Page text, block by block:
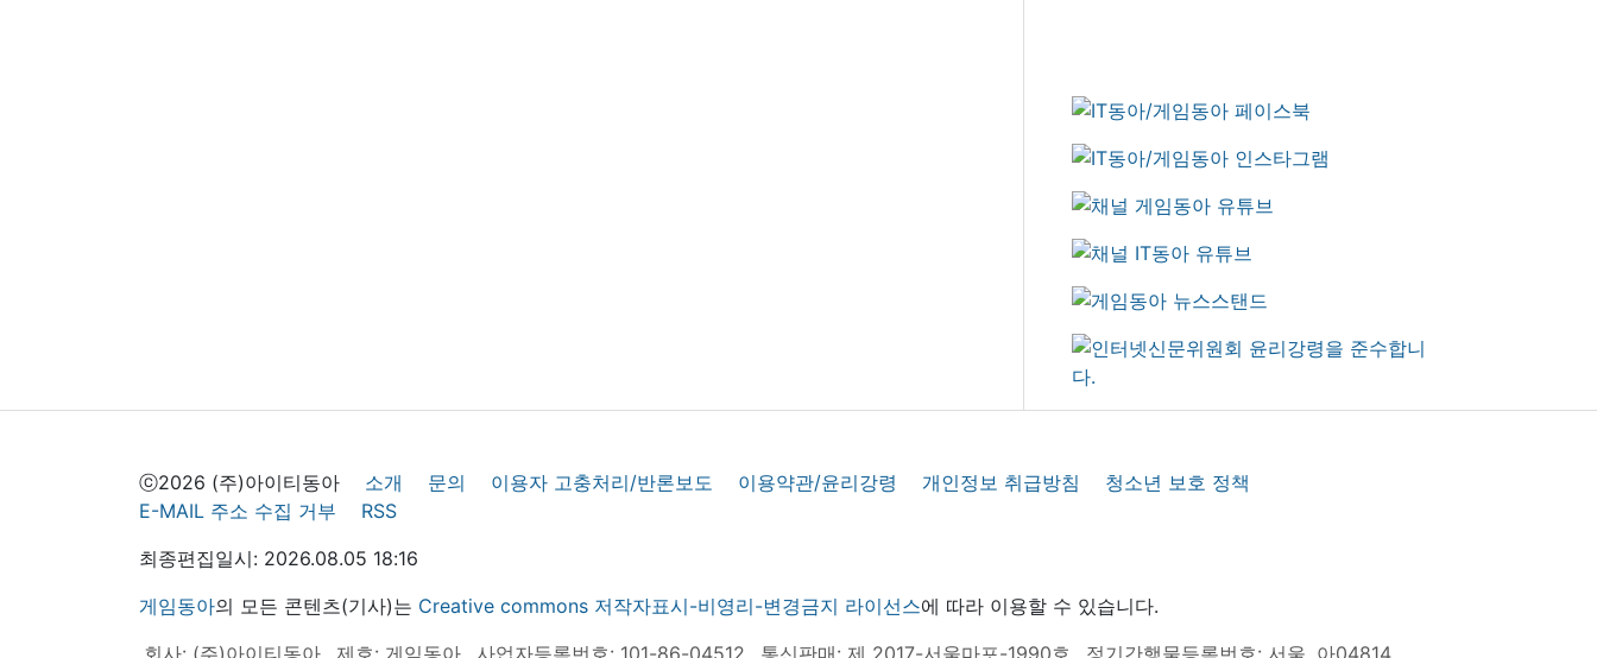
ⓒ2026 (주)아이티동아 소개 문의 이용자 고충처리/반론보도 이용약관/윤리강령 개인정보 취급방침
청소년 보호 정책
E-MAIL 주소 수집 거부
RSS
최종편집일시: 2026.08.05 18:16
게임동아의 모든 콘텐츠(기사)는 Creative commons 저작자표시-비영리-변경금지 라이선스에 따라 이용할 수 있습니다.
회사: (주)아이티동아
제호: 게임동아 사업자등록번호: 101-86-04512 통신판매: 제 2017-서울마포-1990호 정기간행물등록번호: 서울, 아04814